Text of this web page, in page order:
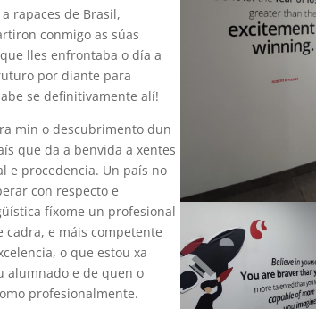
rapaces de Brasil,
conmigo as súas
lles enfrontaba o día a
por diante para
se definitivamente alí!
min o descubrimento dun
que da a benvida a xentes
e procedencia. Un país no
con respecto e
fíxome un profesional
cadra, e máis competente
o que estou xa
alumnado e de quen o
profesionalmente.